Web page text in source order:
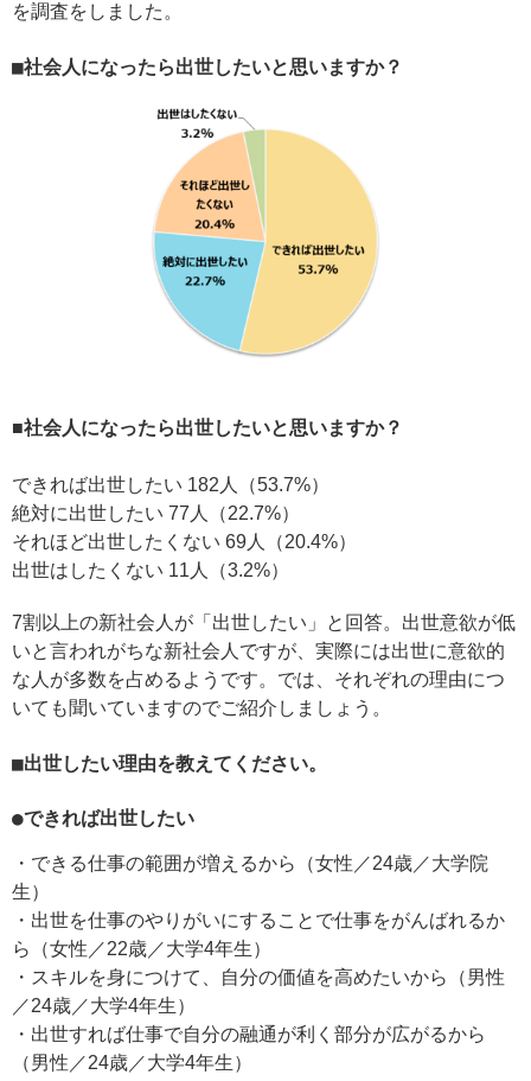
を調査をしました。
■社会人になったら出世したいと思いますか？
■社会人になったら出世したいと思いますか？
できれば出世したい 182人（53.7%）
絶対に出世したい 77人（22.7%）
それほど出世したくない 69人（20.4%）
出世はしたくない 11人（3.2%）
7割以上の新社会人が「出世したい」と回答。出世意欲が低
いと言われがちな新社会人ですが、実際には出世に意欲的
な人が多数を占めるようです。では、それぞれの理由につ
いても聞いていますのでご紹介しましょう。
■出世したい理由を教えてください。
●できれば出世したい
・できる仕事の範囲が増えるから（女性／24歳／大学院
生）
・出世を仕事のやりがいにすることで仕事をがんばれるか
ら（女性／22歳／大学4年生）
・スキルを身につけて、自分の価値を高めたいから（男性
／24歳／大学4年生）
・出世すれば仕事で自分の融通が利く部分が広がるから
（男性／24歳／大学4年生）